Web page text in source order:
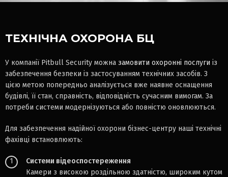
ТЕХНІЧНА ОХОРОНА БЦ
У компанії Pitbull Security можна замовити охоронні послуги із
забезпечення безпеки із застосуванням технічних засобів. З
цією метою попередньо аналізується вже наявне оснащення
будівлі, її стан, справність, відповідність сучасним вимогам. За
потреби системи модернізуються або повністю оновлюються.
Для забезпечення надійної охорони бізнес-центру наші технічні
фахівці встановлюють:
1
Системи відеоспостереження
Камери з високою роздільною здатністю, широким кутом